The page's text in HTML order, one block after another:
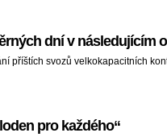
dní v následujícím
příštích svozů velkokapacitních
pro každého“